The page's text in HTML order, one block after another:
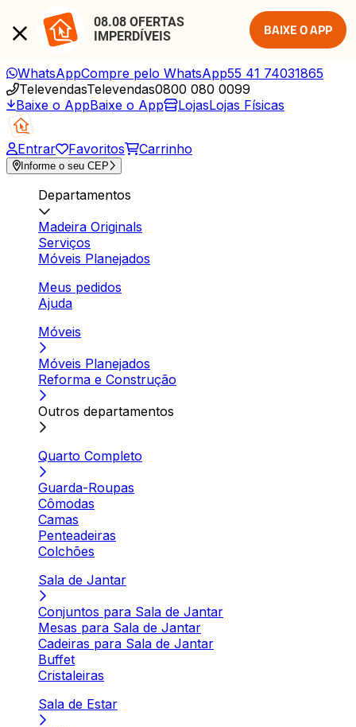
08.08 OFERTAS
IMPERDÍVEIS
BAIXE O APP
WhatsAppCompre pelo WhatsApp55 41 74031865
TelevendasTelevendas0800 080 0099
Baixe o AppBaixe o App LojasLojas Físicas
Entrar Favoritos Carrinho
Informe o seu CEP
Departamentos
Madeira Originals
Serviços
Móveis Planejados
Meus pedidos
Ajuda
Móveis
Móveis Planejados
Reforma e Construção
Outros departamentos
Quarto Completo
Guarda-Roupas
Cômodas
Camas
Penteadeiras
Colchões
Sala de Jantar
Conjuntos para Sala de Jantar
Mesas para Sala de Jantar
Cadeiras para Sala de Jantar
Buffet
Cristaleiras
Sala de Estar